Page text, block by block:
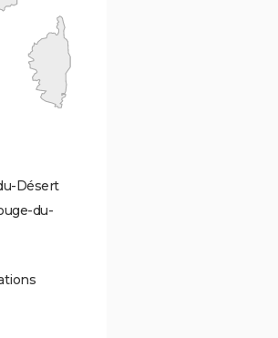
Désert
du-